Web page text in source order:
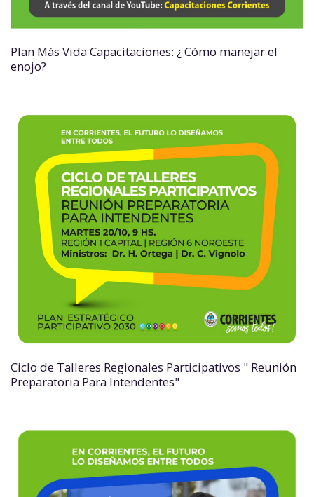
Plan Más Vida Capacitaciones: ¿ Cómo manejar el
enojo?
Ciclo de Talleres Regionales Participativos " Reunión
Preparatoria Para Intendentes"